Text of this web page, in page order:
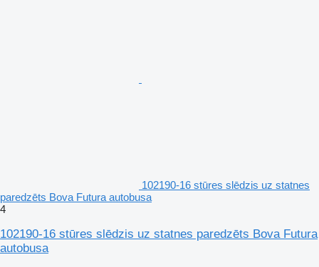
102190-16 stūres slēdzis uz statnes
paredzēts Bova Futura autobusa
4
102190-16 stūres slēdzis uz statnes paredzēts Bova Futura
autobusa